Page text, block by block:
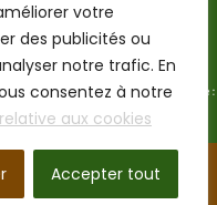
votre
des publicités ou
notre trafic. En
consentez à notre
aux cookies
Accepter tout
légales-RGPD -CGV